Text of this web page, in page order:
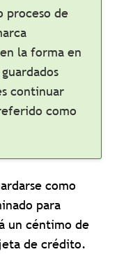
proceso de
la forma en
continuar
como
como
para
un céntimo de
de crédito.